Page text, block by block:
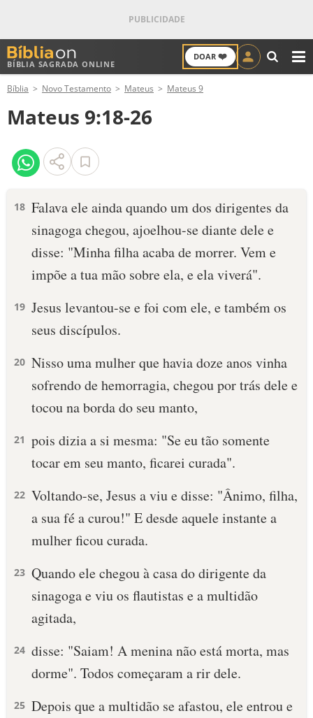
BÍBLIA SAGRADA ONLINE
DOAR ❤️
ANTIGO TESTAMENTO
NOVO TESTAMENTO
VERSÍCULOS
PALAVRA DO DIA
SALMO DO DIA
DEVOCIONAL DIÁRIO
10 MANDAMENTOS
ESBOÇOS DE PREGAÇÃO
TEMAS
TERMO BÍBLICO JOGOS
LOJA BÍBLIAON
Bíblia Novo Testamento Mateus Mateus 9
Mateus 9:18-26
18 Falava ele ainda quando um dos dirigentes da
sinagoga chegou, ajoelhou-se diante dele e
disse: "Minha filha acaba de morrer. Vem e
impõe a tua mão sobre ela, e ela viverá".
19 Jesus levantou-se e foi com ele, e também os
seus discípulos.
20 Nisso uma mulher que havia doze anos vinha
sofrendo de hemorragia, chegou por trás dele e
tocou na borda do seu manto,
21 pois dizia a si mesma: "Se eu tão somente
tocar em seu manto, ficarei curada".
22 Voltando-se, Jesus a viu e disse: "Ânimo, filha,
a sua fé a curou!" E desde aquele instante a
mulher ficou curada.
23 Quando ele chegou à casa do dirigente da
sinagoga e viu os flautistas e a multidão
agitada,
24 disse: "Saiam! A menina não está morta, mas
dorme". Todos começaram a rir dele.
25 Depois que a multidão se afastou, ele entrou e